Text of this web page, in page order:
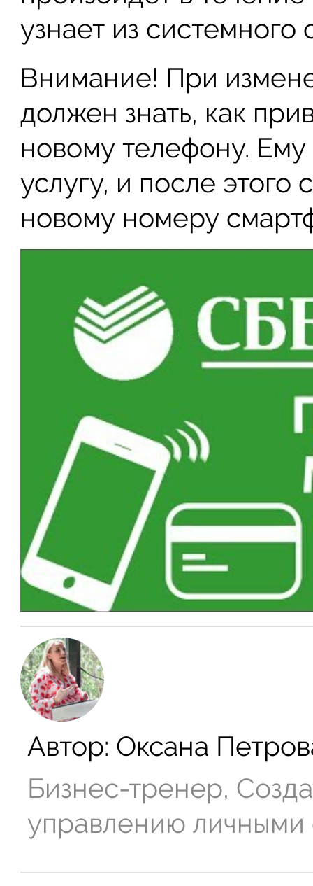
узнает из системного
Внимание! При
должен знать, как
новому телефону. Ему
услугу, и после этого
новому номеру
Автор: Оксана
Бизнес-тренер,
управлению